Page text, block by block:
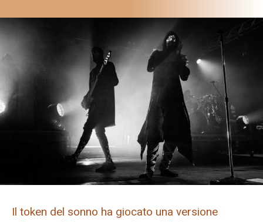
Il token del sonno ha giocato una versione